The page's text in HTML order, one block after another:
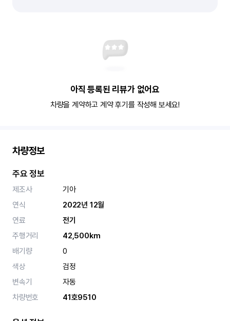
아직 등록된 리뷰가 없어요
차량을 계약하고 계약 후기를 작성해 보세요!
차량정보
주요 정보
제조사
기아
연식
2022년 12월
연료
전기
주행거리
42,500km
배기량
0
색상
검정
변속기
자동
차량번호
41호9510